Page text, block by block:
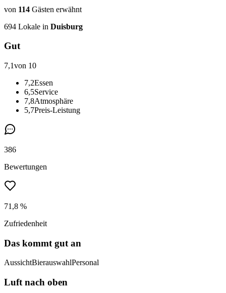
von 114 Gästen erwähnt
694 Lokale in Duisburg
Gut
7,1von 10
7,2Essen
6,5Service
7,8Atmosphäre
5,7Preis-Leistung
386
Bewertungen
71,8 %
Zufriedenheit
Das kommt gut an
AussichtBierauswahlPersonal
Luft nach oben